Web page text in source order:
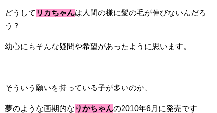
どうして リカちゃんは人間の様に髪の毛が伸びないんだろ
う？
幼心にもそんな疑問や希望があったように思います。
そういう願いを持っている子が多いのか、
夢のような画期的な りかちゃんの2010年6月に発売です！